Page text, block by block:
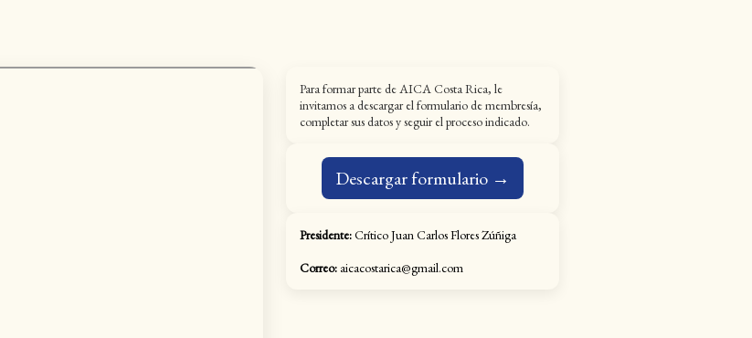
Para formar parte de AICA Costa Rica, le
invitamos a descargar el formulario de membresía,
completar sus datos y seguir el proceso indicado.
Descargar formulario →
Presidente:Crítico Juan Carlos Flores Zúñiga
Correo: aicacostarica@gmail.com